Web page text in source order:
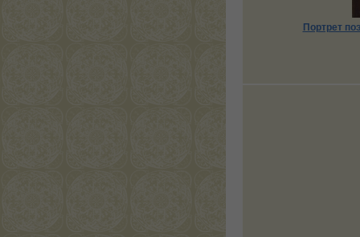
Портрет